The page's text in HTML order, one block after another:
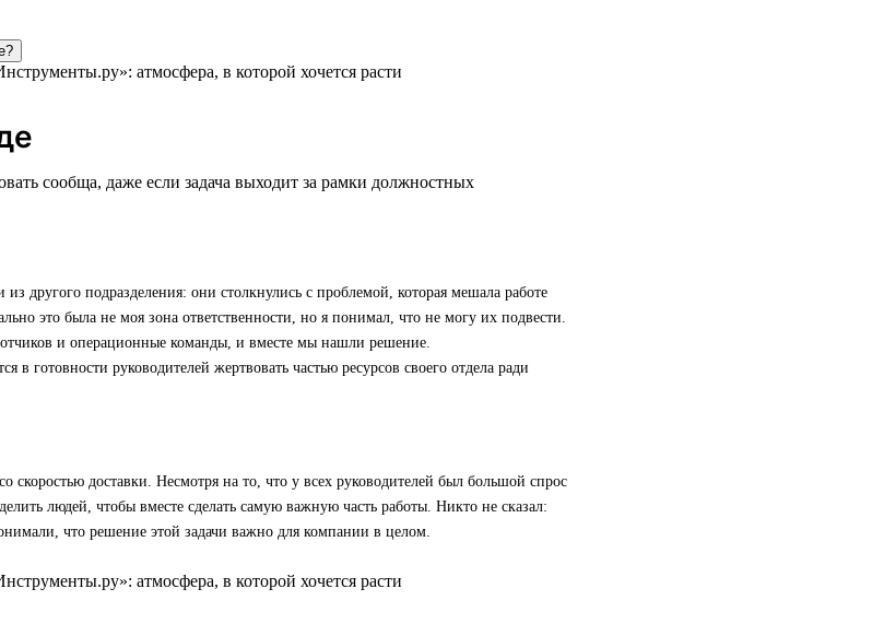
сообща, даже если задача выходит за рамки должностных
другого подразделения: они столкнулись с проблемой, которая мешала работе
это была не моя зона ответственности, но я понимал, что не могу их подвести.
и операционные команды, и вместе мы нашли решение.
в готовности руководителей жертвовать частью ресурсов своего отдела ради
скоростью доставки. Несмотря на то, что у всех руководителей был большой спрос
людей, чтобы вместе сделать самую важную часть работы. Никто не сказал:
что решение этой задачи важно для компании в целом.